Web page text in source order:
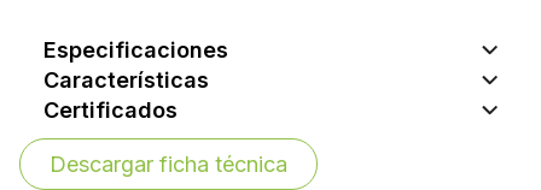
Especificaciones
Características
Certificados
Descargar ficha técnica